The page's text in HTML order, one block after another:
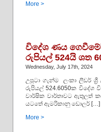
More >
විදේශ ණය
රුපියල් 524යි ශත
Wednesday, July 17th, 2024
උපුටා ගැන්ම ලංකා ලීඩර්
රුපියල් 524.6050ක විදේශ
වාර්ෂික වාර්තාවට ඇතුලත්
යටතේ ඇමරිකානු ඩොලර් […]
More >